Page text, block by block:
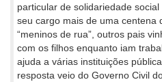
particular de solidariedade
seu cargo mais de uma centena
“meninos de rua”, outros pais
com os filhos enquanto iam
ajuda a várias instituições
resposta veio do Governo Civil